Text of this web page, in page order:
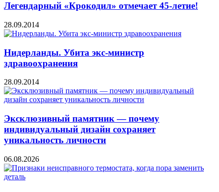
Легендарный «Крокодил» отмечает 45-летие!
28.09.2014
Нидерланды. Убита экс-министр
здравоохранения
28.09.2014
Эксклюзивный памятник — почему
индивидуальный дизайн сохраняет
уникальность личности
06.08.2026